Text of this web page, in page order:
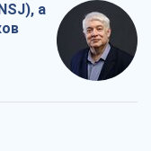
а